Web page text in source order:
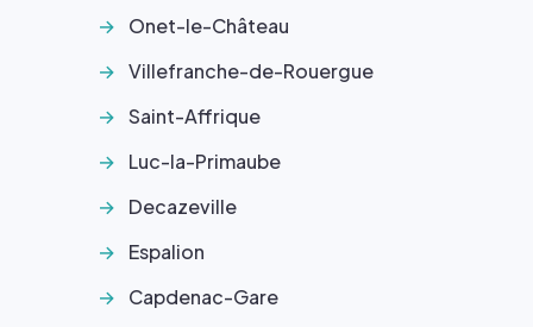
Onet-le-Château
Villefranche-de-Rouergue
Saint-Affrique
Luc-la-Primaube
Decazeville
Espalion
Capdenac-Gare